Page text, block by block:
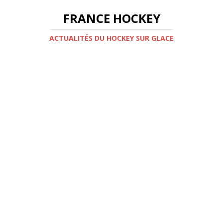
FRANCE HOCKEY
ACTUALITÉS DU HOCKEY SUR GLACE